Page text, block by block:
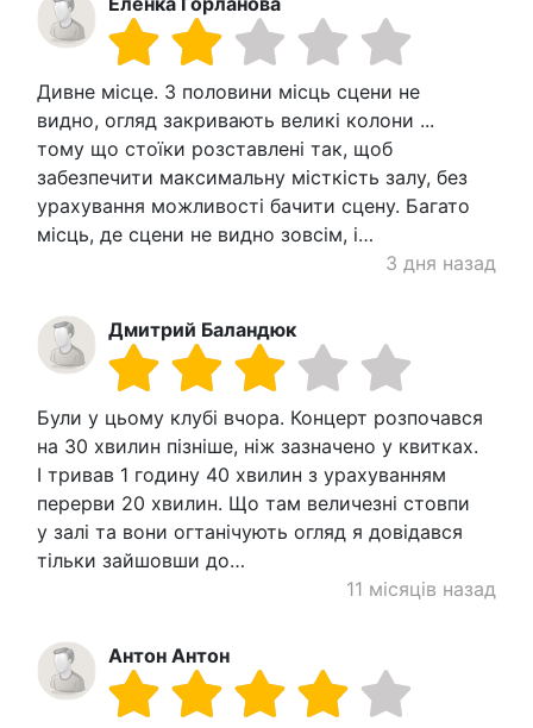
Дивне місце. З половини місць сцени не
видно, огляд закривають великі колони ...
тому що стоїки розставлені так, щоб
забезпечити максимальну місткість залу, без
урахування можливості бачити сцену. Багато
місць, де сцени не видно зовсім, і…
3 дня назад
Дмитрий Баландюк
Були у цьому клубі вчора. Концерт розпочався
на 30 хвилин пізніше, ніж зазначено у квитках.
І тривав 1 годину 40 хвилин з урахуванням
перерви 20 хвилин. Що там величезні стовпи
у залі та вони огтанічують огляд я довідався
тільки зайшовши до…
11 місяців назад
Антон Антон